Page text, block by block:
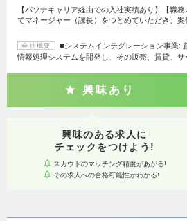
【パソナキャリア経由での入社実績あり】【職
てマネージャー（課長）をつとめていただき、案
会社概要
■システムインテグレーション事業:
情報処理システムを開発し、その販売、賃貸、サ
興味あり
興味のある求人に
チェックをつけよう!
スカウトのマッチング精度があがる!
その求人への合格可能性がわかる!